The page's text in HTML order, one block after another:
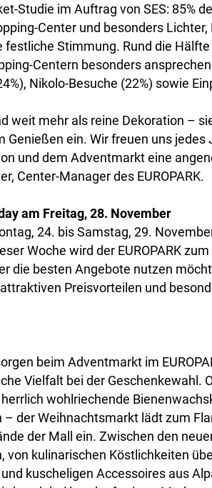
Studie im Auftrag von SES: 85%
Center und besonders
festliche Stimmung. Rund die
Centern besonders
Nikolo-Besuche (22%) sowie
weit mehr als reine Dekoration –
Genießen ein. Wir freuen uns
und dem Adventmarkt eine
Center-Manager des EUROPARK.
am Freitag, 28. November
24. bis Samstag, 29.
Woche wird der EUROPARK
die besten Angebote nutzen
Preisvorteilen und
beim Adventmarkt im
Vielfalt bei der Geschenkewahl.
wohlriechende
der Weihnachtsmarkt lädt zum
der Mall ein. Zwischen den
von kulinarischen Köstlichkeiten
kuscheligen Accessoires aus